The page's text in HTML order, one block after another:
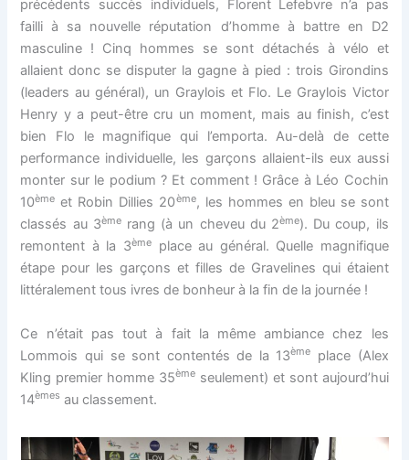
précédents succès individuels, Florent Lefebvre n’a pas
failli à sa nouvelle réputation d’homme à battre en D2
masculine ! Cinq hommes se sont détachés à vélo et
allaient donc se disputer la gagne à pied : trois Girondins
(leaders au général), un Graylois et Flo. Le Graylois Victor
Henry y a peut-être cru un moment, mais au finish, c’est
bien Flo le magnifique qui l’emporta. Au-delà de cette
performance individuelle, les garçons allaient-ils eux aussi
monter sur le podium ? Et comment ! Grâce à Léo Cochin
10ème et Robin Dillies 20ème, les hommes en bleu se sont
classés au 3èmerang (à un cheveu du 2ème). Du coup, ils
remontent à la 3ème
place au général. Quelle magnifique
étape pour les garçons et filles de Gravelines qui étaient
littéralement tous ivres de bonheur à la fin de la journée !
Ce n’était pas tout à fait la même ambiance chez les
Lommois qui se sont contentés de la 13ème
place (Alex
Kling premier homme 35ème seulement) et sont aujourd’hui
14èmes au classement.